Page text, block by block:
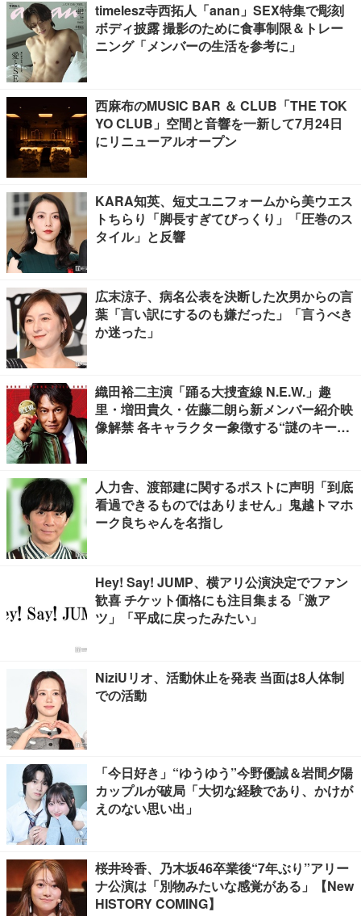
timelesz寺西拓人「anan」SEX特集で彫刻
ボディ披露 撮影のために食事制限＆トレー
ニング「メンバーの生活を参考に」
西麻布のMUSIC BAR ＆ CLUB「THE TOK
YO CLUB」空間と音響を一新して7月24日
にリニューアルオープン
KARA知英、短丈ユニフォームから美ウエス
トちらり「脚長すぎてびっくり」「圧巻のス
タイル」と反響
広末涼子、病名公表を決断した次男からの言
葉「言い訳にするのも嫌だった」「言うべき
か迷った」
織田裕二主演「踊る大捜査線 N.E.W.」趣
里・増田貴久・佐藤二朗ら新メンバー紹介映
像解禁 各キャラクター象徴する“謎のキーワ
人力舎、渡部建に関するポストに声明「到底
看過できるものではありません」鬼越トマホ
ーク良ちゃんを名指し
Hey! Say! JUMP、横アリ公演決定でファン
歓喜 チケット価格にも注目集まる「激ア
ツ」「平成に戻ったみたい」
NiziUリオ、活動休止を発表 当面は8人体制
での活動
「今日好き」“ゆうゆう”今野優誠＆岩間夕陽
カップルが破局「大切な経験であり、かけが
えのない思い出」
桜井玲香、乃木坂46卒業後“7年ぶり”アリー
ナ公演は「別物みたいな感覚がある」【New
HISTORY COMING】